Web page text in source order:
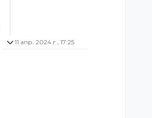
11 апр. 2024 г., 17:25